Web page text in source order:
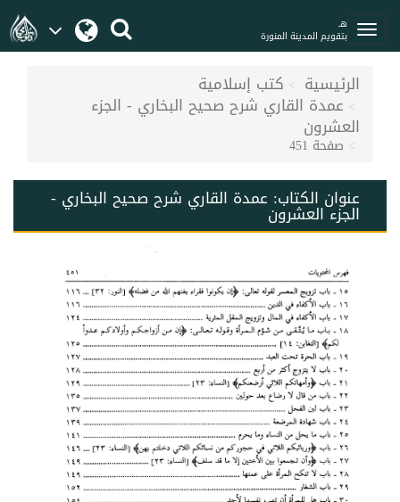
هـ
بتقويم المدينة المنورة
الرئيسية كتب إسلامية
عمدة القاري شرح صحيح البخاري - الجزء
العشرون
صفحة 451
عنوان الكتاب: عمدة القاري شرح صحيح البخاري -
الجزء العشرون